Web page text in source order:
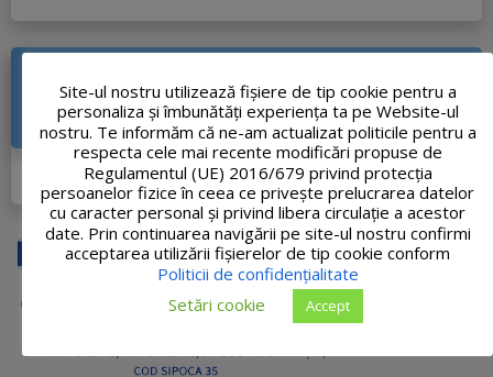
CREŞTEREA MOBILITĂŢII URBANE DIN ORAŞUL
TĂŞNAD PRIN CREAREA CORIDORULUI DE
MOBILITATE PE DIRECŢIA NORD-VEST
DETALII PROIECT
Site-ul nostru utilizează fişiere de tip cookie pentru a
personaliza și îmbunătăți experiența ta pe Website-ul
nostru. Te informăm că ne-am actualizat politicile pentru a
respecta cele mai recente modificări propuse de
Regulamentul (UE) 2016/679 privind protecția
persoanelor fizice în ceea ce privește prelucrarea datelor
cu caracter personal și privind libera circulație a acestor
date. Prin continuarea navigării pe site-ul nostru confirmi
acceptarea utilizării fişierelor de tip cookie conform
Politicii de confidențialitate
Setări cookie
Accept